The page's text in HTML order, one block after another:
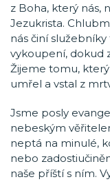
z Boha, který nás,
Jezukrista.
nás činí
vykoupení, dokud
Žijeme tomu,
umřel a vstal z
Jsme posly
nebeským
neptá na minulé,
nebo
naše příští s ním.